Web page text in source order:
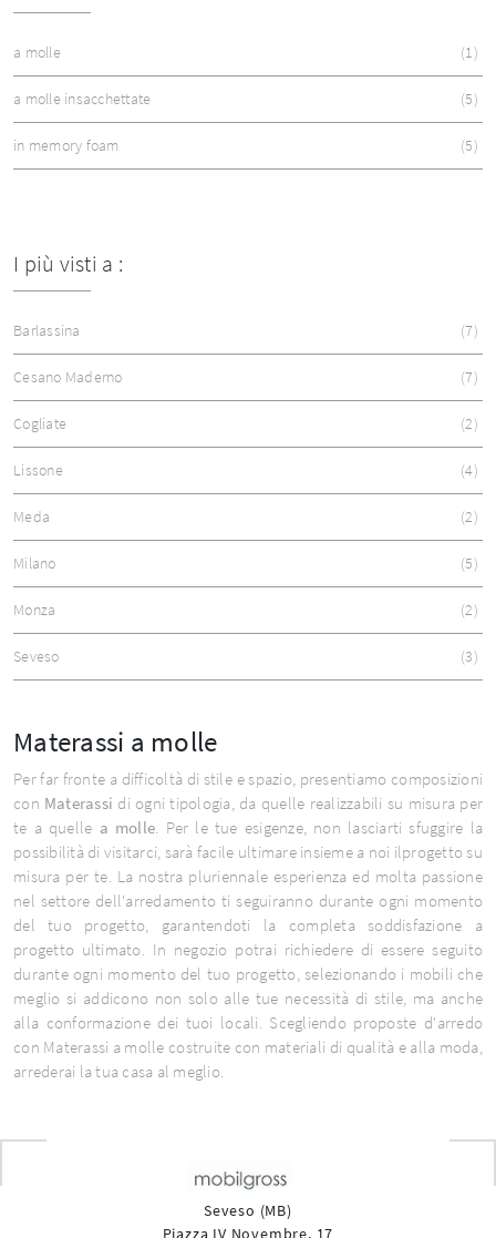
a molle 1
a molle insacchettate 5
in memory foam 5
I più visti a :
Barlassina 7
Cesano Maderno 7
Cogliate 2
Lissone 4
Meda 2
Milano 5
Monza 2
Seveso 3
Materassi a molle
Per far fronte a difficoltà di stile e spazio, presentiamo composizioni
con Materassi di ogni tipologia, da quelle realizzabili su misura per
te a quelle a molle . Per le tue esigenze, non lasciarti sfuggire la
possibilità di visitarci, sarà facile ultimare insieme a noi ilprogetto su
misura per te. La nostra pluriennale esperienza ed molta passione
nel settore dell'arredamento ti seguiranno durante ogni momento
del tuo progetto, garantendoti la completa soddisfazione a
progetto ultimato. In negozio potrai richiedere di essere seguito
durante ogni momento del tuo progetto, selezionando i mobili che
meglio si addicono non solo alle tue necessità di stile, ma anche
alla conformazione dei tuoi locali. Scegliendo proposte d'arredo
con Materassi a molle costruite con materiali di qualità e alla moda,
arrederai la tua casa al meglio.
Seveso (MB)
Piazza IV Novembre, 17